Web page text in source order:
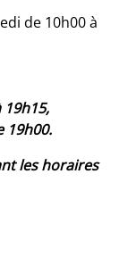
de 10h00 à
19h00.
les horaires